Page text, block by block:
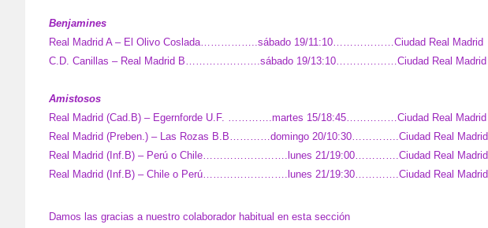
Benjamines
Real Madrid A – El Olivo Coslada……………..sábado 19/11:10………………Ciudad Real Madrid
C.D. Canillas – Real Madrid B………………….sábado 19/13:10………………Ciudad Real Madrid
Amistosos
Real Madrid (Cad.B) – Egernforde U.F. ………….martes 15/18:45……………Ciudad Real Madrid
Real Madrid (Preben.) – Las Rozas B.B…………domingo 20/10:30…………..Ciudad Real Madrid
Real Madrid (Inf.B) – Perú o Chile…………………….lunes 21/19:00………….Ciudad Real Madrid
Real Madrid (Inf.B) – Chile o Perú…………………….lunes 21/19:30………….Ciudad Real Madrid
Damos las gracias a nuestro colaborador habitual en esta sección